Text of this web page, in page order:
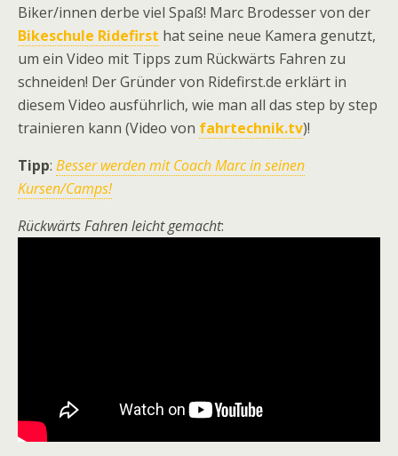
Biker/innen derbe viel Spaß! Marc Brodesser von der
Bikeschule Ridefirst hat seine neue Kamera genutzt,
um ein Video mit Tipps zum Rückwärts Fahren zu
schneiden! Der Gründer von Ridefirst.de erklärt in
diesem Video ausführlich, wie man all das step by step
trainieren kann (Video von fahrtechnik.tv)!
Tipp: Besser werden mit Coach Marc in seinen
Kursen/Camps!
Rückwärts Fahren leicht gemacht: